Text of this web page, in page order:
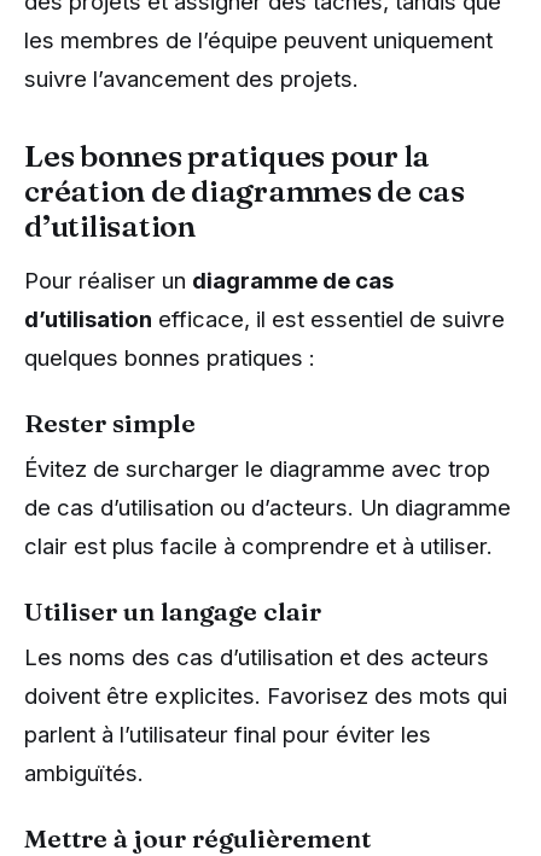
les membres de l’équipe peuvent uniquement
suivre l’avancement des projets.
Les bonnes pratiques pour la
création de diagrammes de cas
d’utilisation
Pour réaliser un diagramme de cas
d’utilisation efficace, il est essentiel de suivre
quelques bonnes pratiques :
Rester simple
Évitez de surcharger le diagramme avec trop
de cas d’utilisation ou d’acteurs. Un diagramme
clair est plus facile à comprendre et à utiliser.
Utiliser un langage clair
Les noms des cas d’utilisation et des acteurs
doivent être explicites. Favorisez des mots qui
parlent à l’utilisateur final pour éviter les
ambiguïtés.
Mettre à jour régulièrement